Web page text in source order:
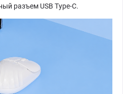
разъем USB Type-C.